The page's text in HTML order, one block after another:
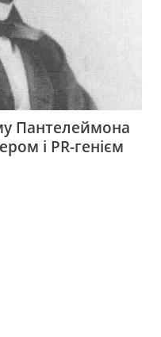
Пантелеймона
і PR-генієм